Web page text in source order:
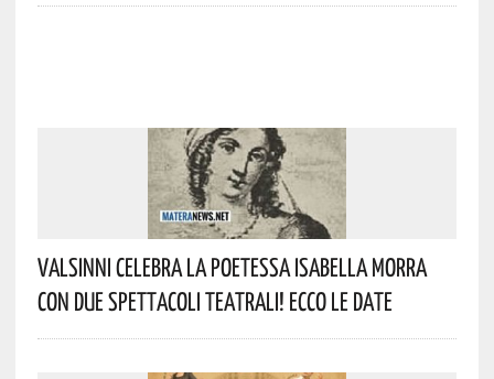
Valsinni Celebra La Poetessa Isabella Morra
Con Due Spettacoli Teatrali! Ecco Le Date